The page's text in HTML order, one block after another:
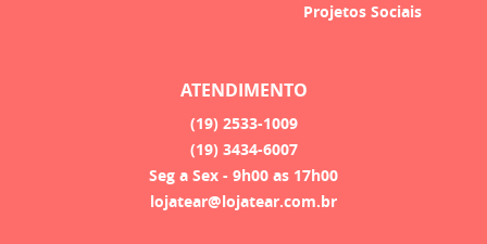
Projetos Sociais
ATENDIMENTO
(19) 2533-1009
(19) 3434-6007
Seg a Sex - 9h00 as 17h00
lojatear@lojatear.com.br